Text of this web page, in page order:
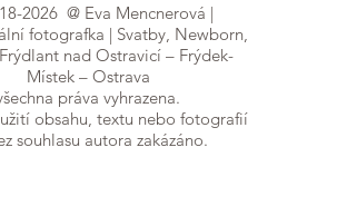
2026@ Eva Mencnerová |
fotografka | Svatby, Newborn,
nad Ostravicí – Frýdek-
Místek – Ostrava
práva vyhrazena.
obsahu, textu nebo fotografií
souhlasu autora zakázáno.